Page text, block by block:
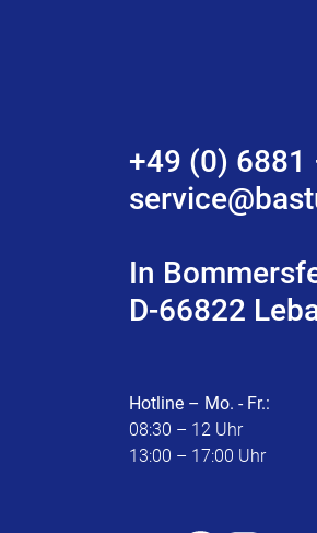
+49 (0) 6881
In
D-66822
Hotline – Mo. - Fr.:
08:30 – 12 Uhr
13:00 – 17:00 Uhr